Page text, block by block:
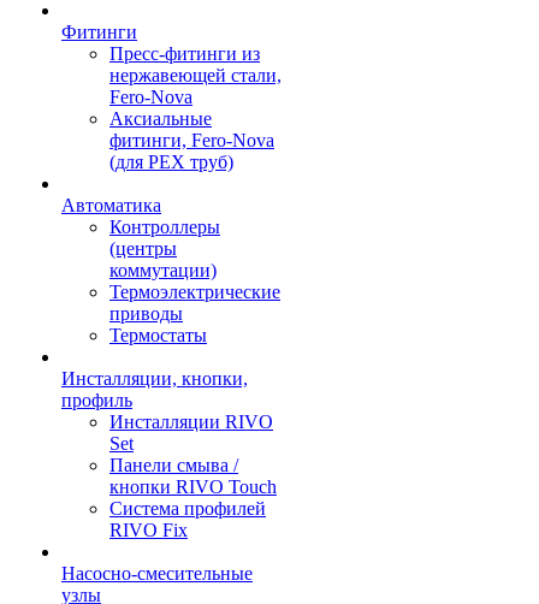
Фитинги
Пресс-фитинги из
нержавеющей стали,
Fero-Nova
Аксиальные
фитинги, Fero-Nova
(для PEX труб)
Автоматика
Контроллеры
(центры
коммутации)
Термоэлектрические
приводы
Термостаты
Инсталляции, кнопки,
профиль
Инсталляции RIVO
Set
Панели смыва /
кнопки RIVO Touch
Система профилей
RIVO Fix
Насосно-смесительные
узлы